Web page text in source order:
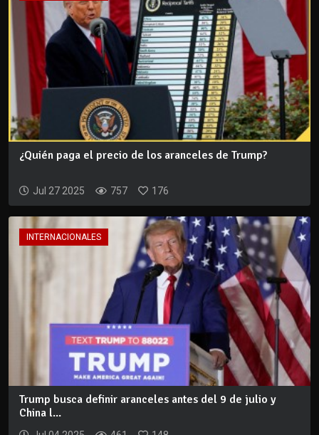
¿Quién paga el precio de los aranceles de Trump?
Jul 27 2025 757 176
INTERNACIONALES
Trump busca definir aranceles antes del 9 de julio y
China l...